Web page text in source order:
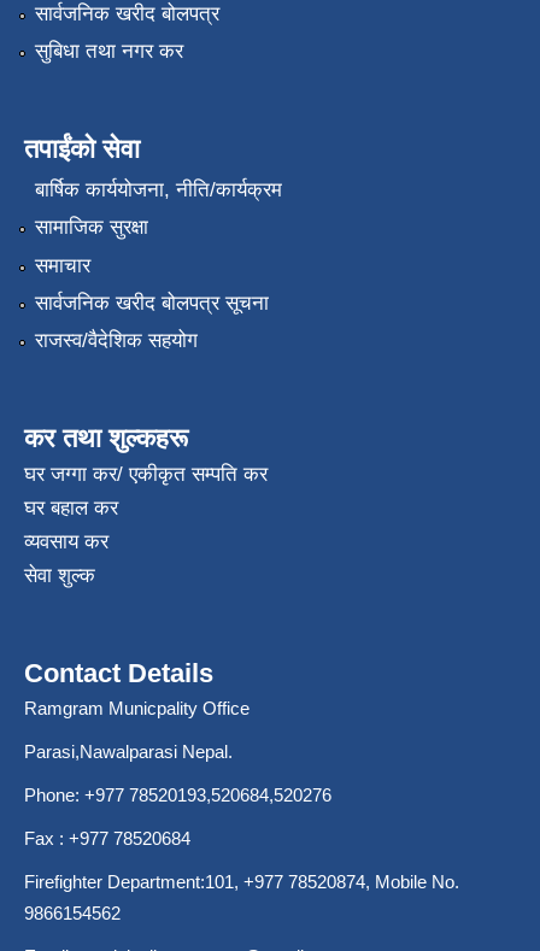
सार्वजनिक खरीद बोलपत्र
सुबिधा तथा नगर कर
तपाईंको सेवा
बार्षिक कार्ययोजना, नीति/कार्यक्रम
सामाजिक सुरक्षा
समाचार
सार्वजनिक खरीद बोलपत्र सूचना
राजस्व/वैदेशिक सहयोग
कर तथा शुल्कहरू
घर जग्गा कर/ एकीकृत सम्पति कर
घर बहाल कर
व्यवसाय कर
सेवा शुल्क
Contact Details
Ramgram Municpality Office
Parasi,Nawalparasi Nepal.
Phone: +977 78520193,520684,520276
Fax : +977 78520684
Firefighter Department:101, +977 78520874, Mobile No.
9866154562